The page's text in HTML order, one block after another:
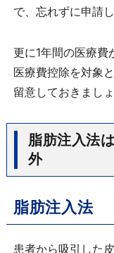
で、忘れずに申請し
更に1年間の医療費
医療費控除を対象
留意しておきましょ
脂肪注入法
外
脂肪注入法
患者から吸引した